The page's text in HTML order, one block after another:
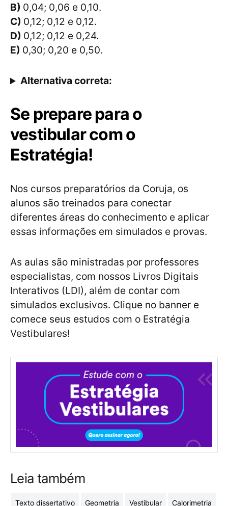
B) 0,04; 0,06 e 0,10.
C) 0,12; 0,12 e 0,12.
D) 0,12; 0,12 e 0,24.
E) 0,30; 0,20 e 0,50.
Alternativa correta:
Se prepare para o
vestibular com o
Estratégia!
Nos cursos preparatórios da Coruja, os
alunos são treinados para conectar
diferentes áreas do conhecimento e aplicar
essas informações em simulados e provas.
As aulas são ministradas por professores
especialistas, com nossos Livros Digitais
Interativos (LDI), além de contar com
simulados exclusivos. Clique no banner e
comece seus estudos com o Estratégia
Vestibulares!
Leia também
Texto dissertativo Geometria Vestibular Calorimetria